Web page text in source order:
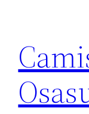
contenido